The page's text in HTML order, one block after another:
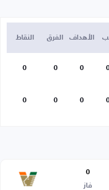
الأهداف الفرق النقاط
0
0
0
0
0
0
0
فاز